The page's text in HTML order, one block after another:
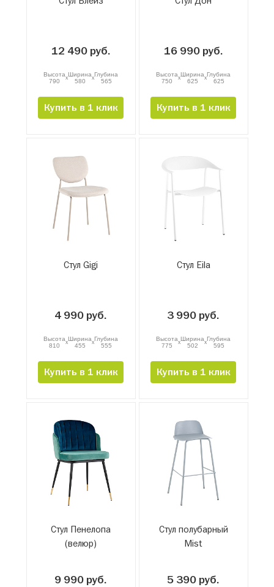
12 490 руб.
Высота
790
xШирина
580
xГлубина
565
Купить в 1 клик
16 990 руб.
Высота
750
xШирина
625
xГлубина
625
Купить в 1 клик
Стул Gigi
4 990 руб.
Высота
810
xШирина
455
xГлубина
555
Купить в 1 клик
Стул Eila
3 990 руб.
Высота
775
xШирина
502
xГлубина
595
Купить в 1 клик
Стул Пенелопа
(велюр)
9 990 руб.
Стул полубарный
Mist
5 390 руб.